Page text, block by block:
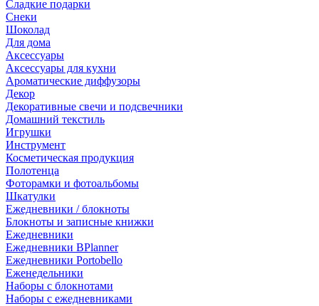
Сладкие подарки
Снеки
Шоколад
Для дома
Аксессуары
Аксессуары для кухни
Ароматические диффузоры
Декор
Декоративные свечи и подсвечники
Домашний текстиль
Игрушки
Инструмент
Косметическая продукция
Полотенца
Фоторамки и фотоальбомы
Шкатулки
Ежедневники / блокноты
Блокноты и записные книжки
Ежедневники
Ежедневники BPlanner
Ежедневники Portobello
Еженедельники
Наборы с блокнотами
Наборы с ежедневниками